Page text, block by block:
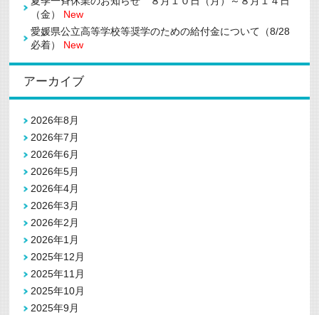
（金） New
愛媛県公立高等学校等奨学のための給付金について（8/28
必着） New
アーカイブ
2026年8月
2026年7月
2026年6月
2026年5月
2026年4月
2026年3月
2026年2月
2026年1月
2025年12月
2025年11月
2025年10月
2025年9月